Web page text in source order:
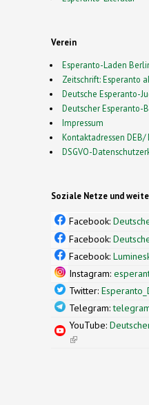
Verein
Esperanto-Laden
Zeitschrift: Esperanto
Deutsche Esperanto-
Deutscher Esperanto-
Impressum
Kontaktadressen DEB/
DSGVO-
Soziale Netze und
Facebook:
Facebook:
Facebook:
Instagram:
Twitter:
Telegram:
YouTube:
(link is external)